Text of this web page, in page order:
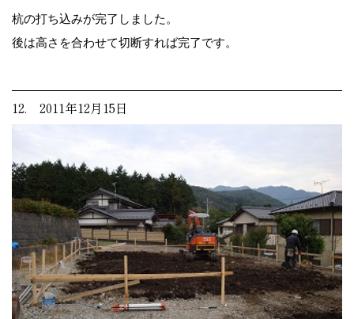
杭の打ち込みが完了しました。
後は高さを合わせて切断すれば完了です。
12. 2011年12月15日